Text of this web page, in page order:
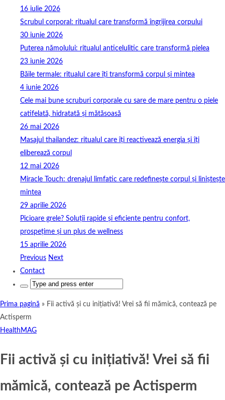
16 iulie 2026
Scrubul corporal: ritualul care transformă îngrijirea corpului
30 iunie 2026
Puterea nămolului: ritualul anticelulitic care transformă pielea
23 iunie 2026
Băile termale: ritualul care îți transformă corpul și mintea
4 iunie 2026
Cele mai bune scruburi corporale cu sare de mare pentru o piele
catifelată, hidratată și mătăsoasă
26 mai 2026
Masajul thailandez: ritualul care îți reactivează energia și îți
eliberează corpul
12 mai 2026
Miracle Touch: drenajul limfatic care redefinește corpul și liniștește
mintea
29 aprilie 2026
Picioare grele? Soluții rapide și eficiente pentru confort,
prospețime și un plus de wellness
15 aprilie 2026
Previous Next
Contact
Search
Prima pagină » Fii activă și cu inițiativă! Vrei să fii mămică, contează pe
Actisperm
HealthMAG
Fii activă și cu inițiativă! Vrei să fii
mămică, contează pe Actisperm